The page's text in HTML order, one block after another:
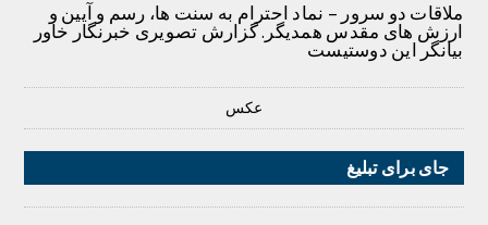
ملاقات دو سرور – نماد احترام به سنت ها، رسم و آیین و
ارزش های مقدس همدیگر. گزارش تصویری خبرنگار خاور
بیانگر این دوستیست
عکس
جای برای تبلیغ